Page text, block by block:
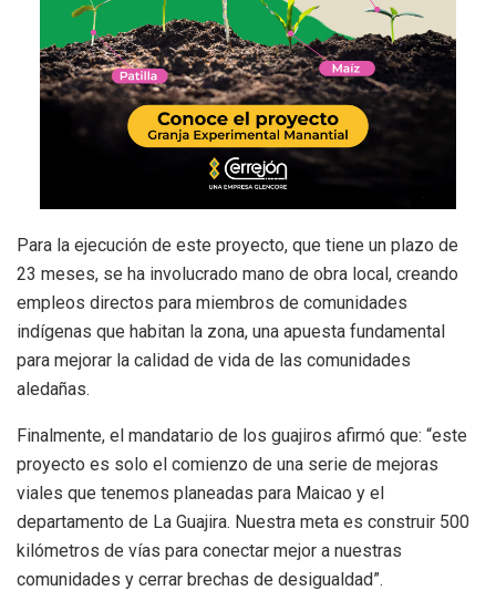
Para la ejecución de este proyecto, que tiene un plazo de
23 meses, se ha involucrado mano de obra local, creando
empleos directos para miembros de comunidades
indígenas que habitan la zona, una apuesta fundamental
para mejorar la calidad de vida de las comunidades
aledañas.
Finalmente, el mandatario de los guajiros afirmó que: “este
proyecto es solo el comienzo de una serie de mejoras
viales que tenemos planeadas para Maicao y el
departamento de La Guajira. Nuestra meta es construir 500
kilómetros de vías para conectar mejor a nuestras
comunidades y cerrar brechas de desigualdad”.